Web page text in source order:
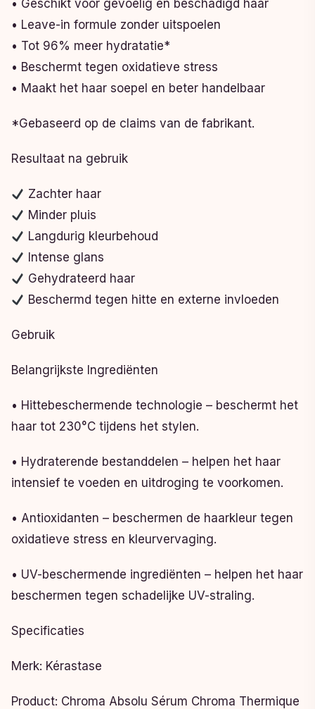
• Geschikt voor gevoelig en beschadigd haar
• Leave-in formule zonder uitspoelen
• Tot 96% meer hydratatie*
• Beschermt tegen oxidatieve stress
• Maakt het haar soepel en beter handelbaar
*Gebaseerd op de claims van de fabrikant.
Resultaat na gebruik
Zachter haar
Minder pluis
Langdurig kleurbehoud
Intense glans
Gehydrateerd haar
Beschermd tegen hitte en externe invloeden
Gebruik
Belangrijkste Ingrediënten
• Hittebeschermende technologie – beschermt het
haar tot 230°C tijdens het stylen.
• Hydraterende bestanddelen – helpen het haar
intensief te voeden en uitdroging te voorkomen.
• Antioxidanten – beschermen de haarkleur tegen
oxidatieve stress en kleurvervaging.
• UV-beschermende ingrediënten – helpen het haar
beschermen tegen schadelijke UV-straling.
Specificaties
Merk: Kérastase
Product: Chroma Absolu Sérum Chroma Thermique